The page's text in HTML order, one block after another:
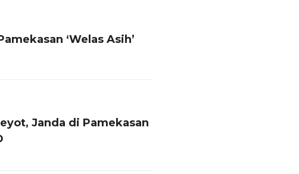
‘Welas Asih’
Janda di Pamekasan